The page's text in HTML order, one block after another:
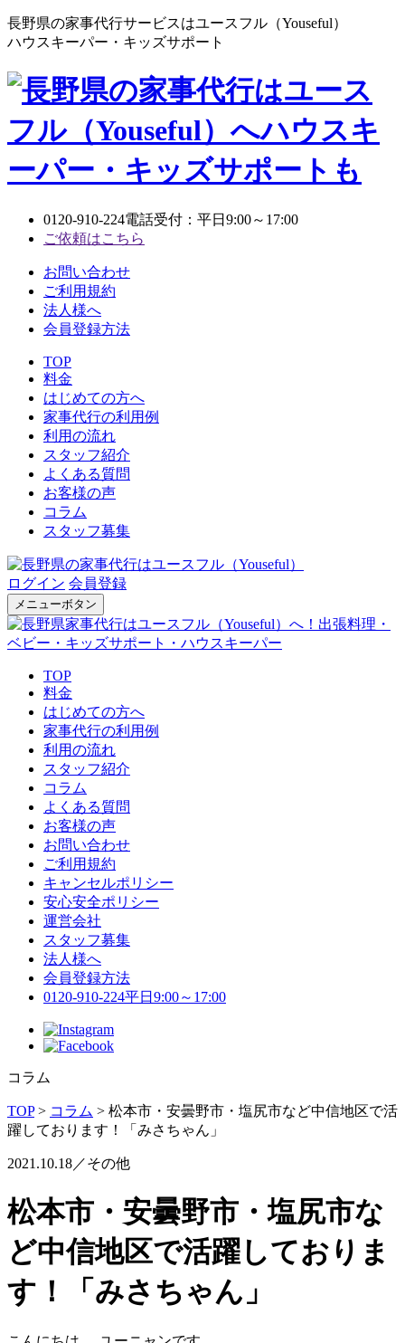
長野県の家事代行サービスはユースフル（Youseful）
ハウスキーパー・キッズサポート
0120-910-224電話受付：平日9:00～17:00
ご依頼はこちら
お問い合わせ
ご利用規約
法人様へ
会員登録方法
TOP
料金
はじめての方へ
家事代行の利用例
利用の流れ
スタッフ紹介
よくある質問
お客様の声
コラム
スタッフ募集
ログイン 会員登録
メニューボタン
TOP
料金
はじめての方へ
家事代行の利用例
利用の流れ
スタッフ紹介
コラム
よくある質問
お客様の声
お問い合わせ
ご利用規約
キャンセルポリシー
安心安全ポリシー
運営会社
スタッフ募集
法人様へ
会員登録方法
0120-910-224平日9:00～17:00
コラム
TOP> コラム > 松本市・安曇野市・塩尻市など中信地区で活
躍しております！「みさちゃん」
2021.10.18／その他
松本市・安曇野市・塩尻市な
ど中信地区で活躍しておりま
す！「みさちゃん」